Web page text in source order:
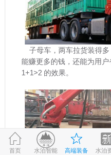
子母车，两车拉货装得多
能赚更多的钱，还能为用
1+1>2 的效果。
©2017-2026水泊智能 鲁ICP备09059980号-1 鲁公网安备
首页 水泊智能 高端装备 水泊